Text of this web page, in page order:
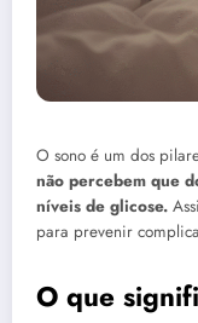
O sono é um dos
não percebem que
níveis de glicose.
para prevenir
O que